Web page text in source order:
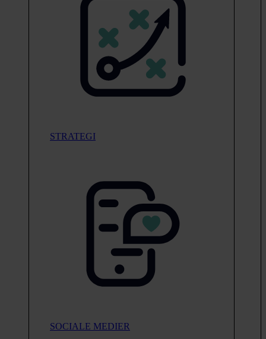
STRATEGI
SOCIALE MEDIER